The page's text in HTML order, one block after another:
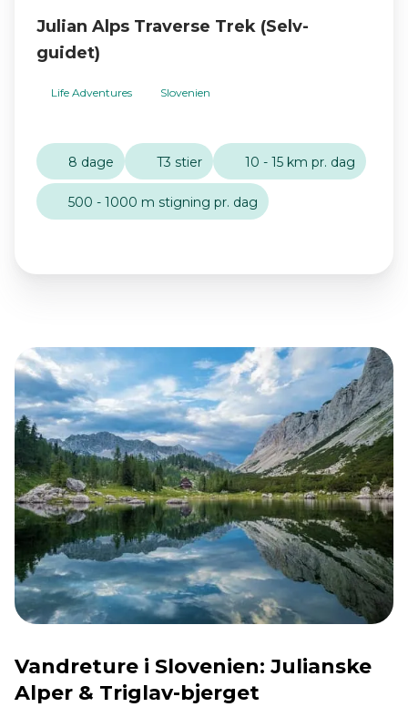
Julian Alps Traverse Trek (Selv-
guidet)
Life Adventures Slovenien
8 dage T3 stier 10 - 15 km pr. dag
500 - 1000 m stigning pr. dag
Vandreture i Slovenien: Julianske
Alper & Triglav-bjerget